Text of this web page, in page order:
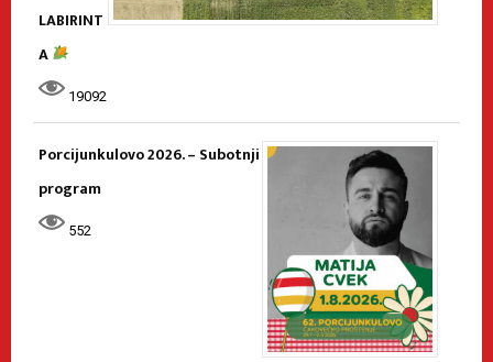
LABIRINT
A
19092
Porcijunkulovo 2026. – Subotnji
program
552